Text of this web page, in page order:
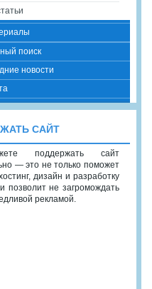
поиск
новости
САЙТ
поддержать сайт
— это не только поможет
дизайн и разработку
позволит не загромождать
рекламой.